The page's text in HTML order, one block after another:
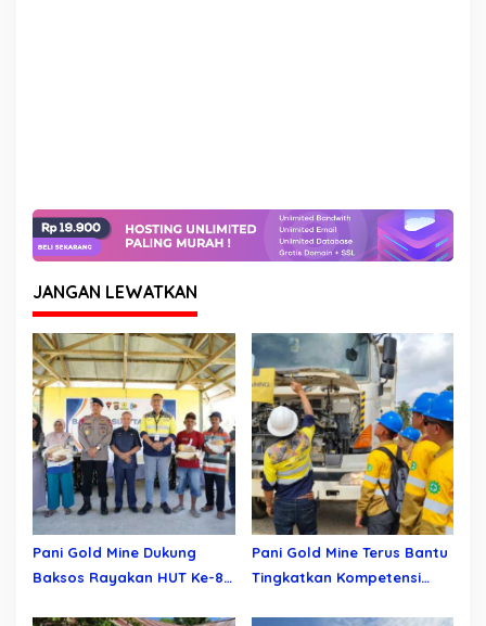
JANGAN LEWATKAN
Pani Gold Mine Dukung
Baksos Rayakan HUT Ke-80
Pani Gold Mine Terus Bantu
Tingkatkan Kompetensi